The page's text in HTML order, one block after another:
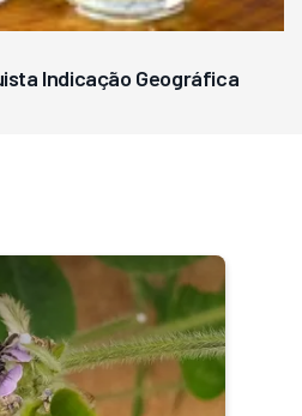
Indicação Geográfica